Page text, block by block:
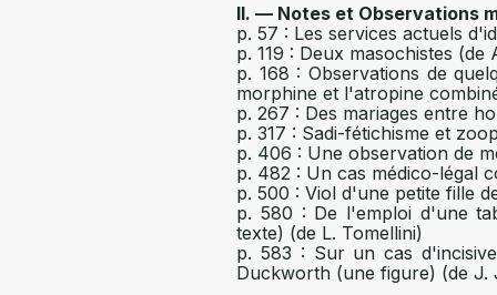
II. — Notes et Observations
p. 57 : Les services actuels
p. 119 : Deux masochistes (de
p. 168 : Observations de
morphine et l'atropine
p. 267 : Des mariages entre
p. 317 : Sadi-fétichisme et
p. 406 : Une observation de
p. 482 : Un cas médico-légal
p. 500 : Viol d'une petite fille
p. 580 : De l'emploi d'une
texte) (de L. Tomellini)
p. 583 : Sur un cas
Duckworth (une figure) (de J.